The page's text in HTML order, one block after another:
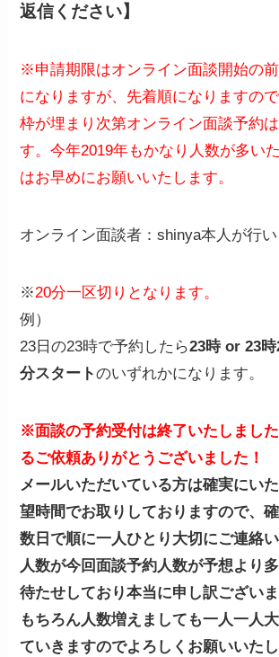
返信ください】
※申請期限はオンライン面談開始の前
になりますが、先着順になりますの
枠が埋まり次第オンライン面談予約
す。今年2019年もかなり人数が多い
はお早めにお願いいたします。
オンライン面談者：shinya本人が行い
※20分一区切りとなります。
例）
23日の23時で予約したら23時 or 23
分スタートのいずれかになります。
※面談の予約受付は終了いたしまし
るご依頼ありがとうございました！
メールいただいている方は確実にい
望時間でお取りしておりますので、
数日で順に一人ひとり大切にご連絡い
人数が今回面談予約人数が予想より
待たせしており本当に申し訳ございま
もちろん人数増えましても一人一人
ていきますのでよろしくお願いいたし